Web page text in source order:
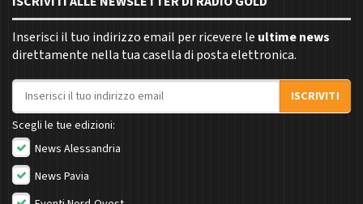
Inserisci il tuo indirizzo email per ricevere le ultime news
direttamente nella tua casella di posta elettronica.
Indirizzo email
ISCRIVITI
Scegli le tue edizioni:
News Alessandria
News Pavia